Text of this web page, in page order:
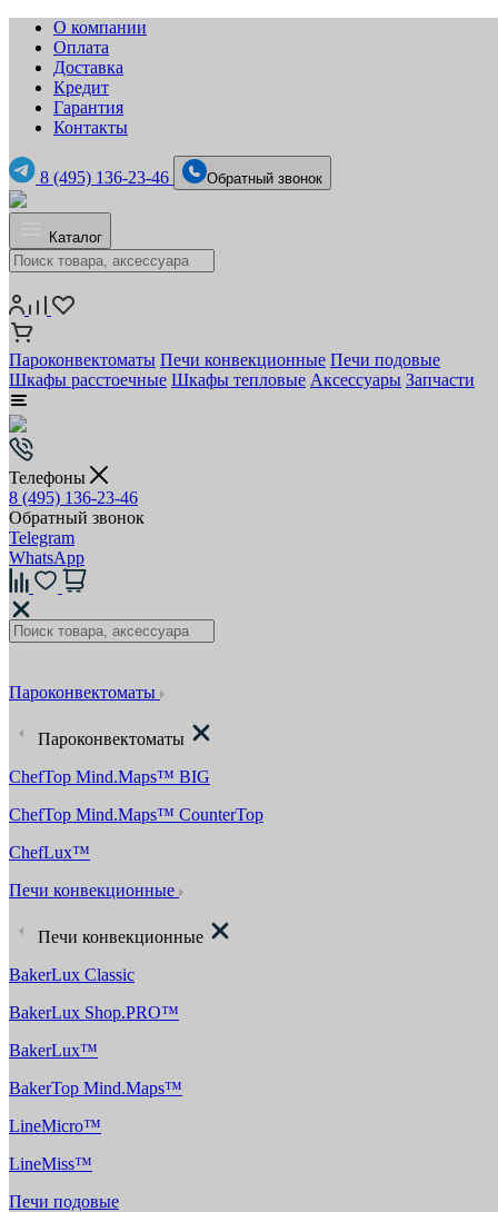
О компании
Оплата
Доставка
Кредит
Гарантия
Контакты
8 (495) 136-23-46 Обратный звонок
Каталог
Пароконвектоматы Печи конвекционные Печи подовые
Шкафы расстоечные Шкафы тепловые Аксессуары Запчасти
Телефоны
8 (495) 136-23-46
Обратный звонок
Telegram
WhatsApp
Пароконвектоматы
Пароконвектоматы
ChefTop Mind.Maps™ BIG
ChefTop Mind.Maps™ CounterTop
ChefLux™
Печи конвекционные
Печи конвекционные
BakerLux Classic
BakerLux Shop.PRO™
BakerLux™
BakerTop Mind.Maps™
LineMicro™
LineMiss™
Печи подовые